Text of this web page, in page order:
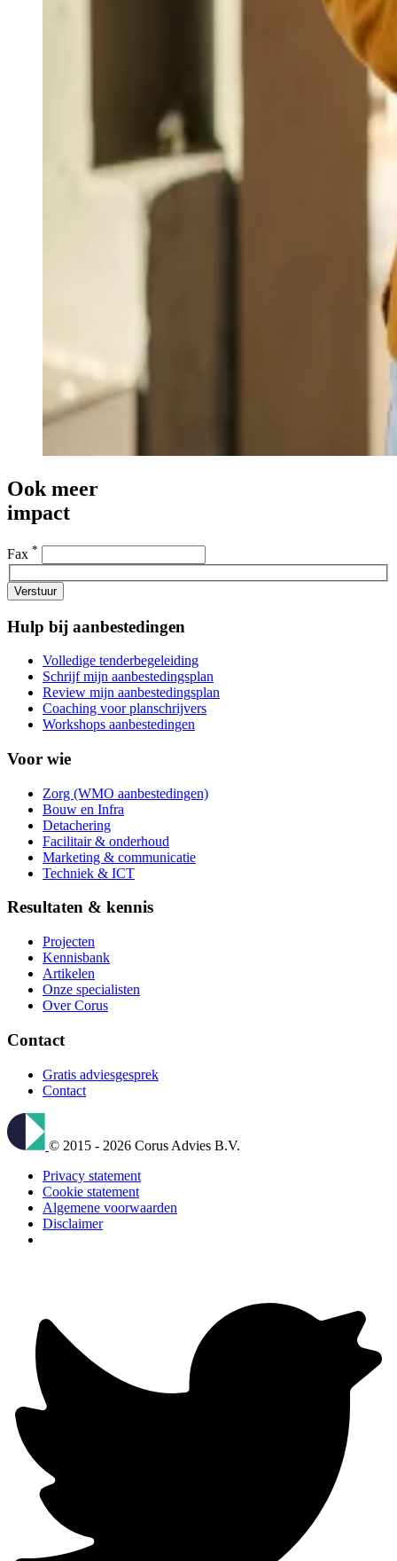
Ook meer
impact
Fax *
Verstuur
Hulp bij aanbestedingen
Volledige tenderbegeleiding
Schrijf mijn aanbestedingsplan
Review mijn aanbestedingsplan
Coaching voor planschrijvers
Workshops aanbestedingen
Voor wie
Zorg (WMO aanbestedingen)
Bouw en Infra
Detachering
Facilitair & onderhoud
Marketing & communicatie
Techniek & ICT
Resultaten & kennis
Projecten
Kennisbank
Artikelen
Onze specialisten
Over Corus
Contact
Gratis adviesgesprek
Contact
© 2015 - 2026 Corus Advies B.V.
Privacy statement
Cookie statement
Algemene voorwaarden
Disclaimer